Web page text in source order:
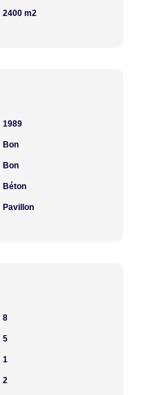
2400 m2
1989
Bon
Bon
Béton
Pavillon
8
5
1
2